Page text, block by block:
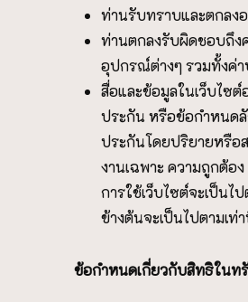
ท่านรับทราบและตกลง
ท่านตกลงรับผิดชอบถึงค
อุปกรณ์ต่างๆ รวมทั้งค่า
สื่อและข้อมูลในเว็บไซ
ประกัน หรือข้อกำหนด
ประกันโดยปริยายหรือ
งานเฉพาะ ความถูกต้อ
การใช้เว็บไซต์จะเป็น
ข้างต้นจะเป็นไปตามเ
ข้อกำหนดเกี่ยวกับสิทธิใน